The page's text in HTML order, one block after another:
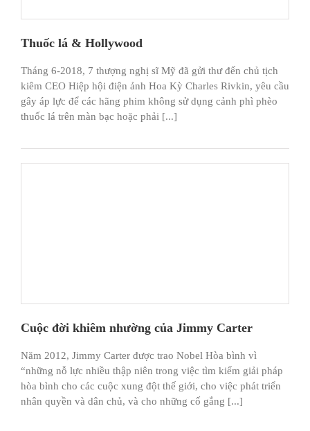
Thuốc lá & Hollywood
Tháng 6-2018, 7 thượng nghị sĩ Mỹ đã gửi thư đến chủ tịch
kiêm CEO Hiệp hội điện ảnh Hoa Kỳ Charles Rivkin, yêu cầu
gây áp lực để các hãng phim không sử dụng cảnh phì phèo
thuốc lá trên màn bạc hoặc phải [...]
Cuộc đời khiêm nhường của Jimmy Carter
Năm 2012, Jimmy Carter được trao Nobel Hòa bình vì
“những nỗ lực nhiều thập niên trong việc tìm kiếm giải pháp
hòa bình cho các cuộc xung đột thế giới, cho việc phát triển
nhân quyền và dân chủ, và cho những cố gắng [...]